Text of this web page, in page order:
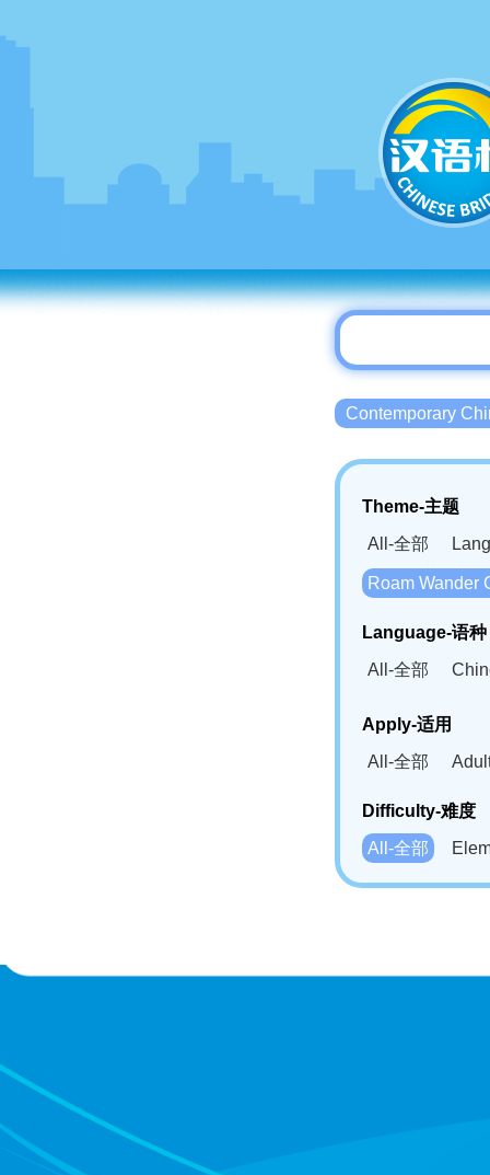
Contemporary
Theme-主题
All-全部
Roam Wander
Language-语种
All-全部
Bahasa
Swahili(SW)-
Apply-适用
All-全部
Difficulty-难度
All-全部